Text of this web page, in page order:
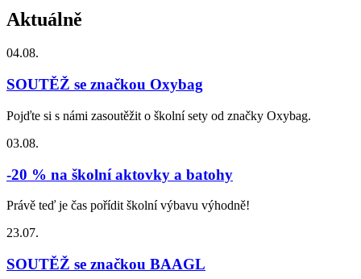
Aktuálně
04.08.
SOUTĚŽ se značkou Oxybag
Pojďte si s námi zasoutěžit o školní sety od značky Oxybag.
03.08.
-20 % na školní aktovky a batohy
Právě teď je čas pořídit školní výbavu výhodně!
23.07.
SOUTĚŽ se značkou BAAGL